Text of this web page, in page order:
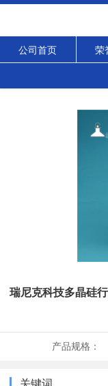
公司首页 荣
瑞尼克科技多晶硅
产品规格：
关键词